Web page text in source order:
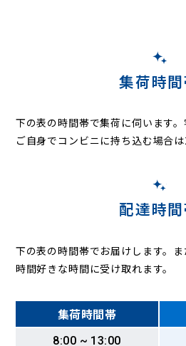
集荷時
下の表の時間帯で集荷に伺います。
ご自身でコンビニに持ち込む場合
配達時
下の表の時間帯でお届けします。
時間好きな時間に受け取れます。
集荷時間帯
8:00 ~ 13:00